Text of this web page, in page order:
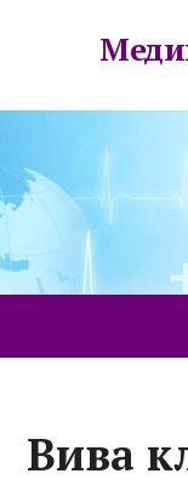
Вива